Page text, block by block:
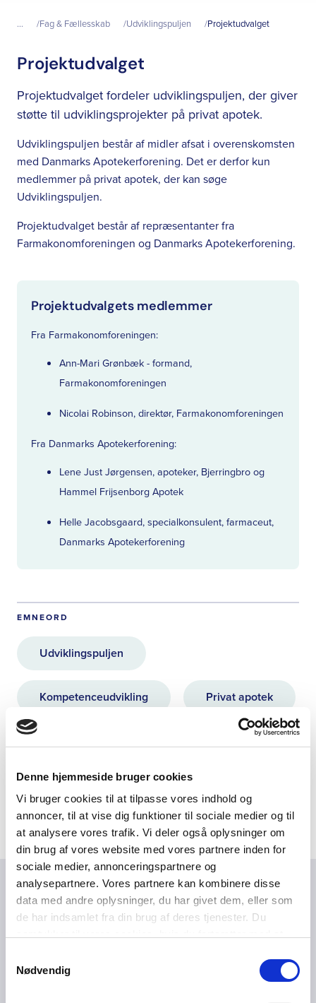
Denne hjemmeside bruger cookies
Vi bruger cookies til at tilpasse vores indhold og
annoncer, til at vise dig funktioner til sociale medier og til
at analysere vores trafik. Vi deler også oplysninger om
din brug af vores website med vores partnere inden for
sociale medier, annonceringspartnere og
analysepartnere. Vores partnere kan kombinere disse
data med andre oplysninger, du har givet dem, eller som
de har indsamlet fra din brug af deres tjenester. Du
Nødvendig
... Fag & Fællesskab Udviklingspuljen Projektudvalget
Projektudvalget
Projektudvalget fordeler udviklingspuljen, der giver
støtte til udviklingsprojekter på privat apotek.
Udviklingspuljen består af midler afsat i overenskomsten
med Danmarks Apotekerforening. Det er derfor kun
medlemmer på privat apotek, der kan søge
Udviklingspuljen.
Projektudvalget består af repræsentanter fra
Farmakonomforeningen og Danmarks Apotekerforening.
Projektudvalgets medlemmer
Fra Farmakonomforeningen:
Ann-Mari Grønbæk - formand,
Farmakonomforeningen
Nicolai Robinson, direktør, Farmakonomforeningen
Fra Danmarks Apotekerforening:
Lene Just Jørgensen, apoteker, Bjerringbro og
Hammel Frijsenborg Apotek
Helle Jacobsgaard, specialkonsulent, farmaceut,
Danmarks Apotekerforening
EMNEORD
Udviklingspuljen
Kompetenceudvikling Privat apotek
Udviklingspuljen
Projekter i udviklingspuljen
Projektudvalget
Relateret indhold